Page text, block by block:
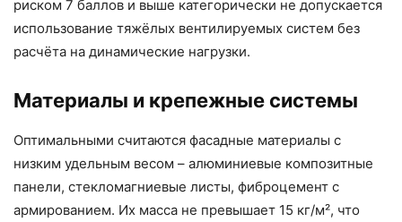
риском 7 баллов и выше категорически не допускается
использование тяжёлых вентилируемых систем без
расчёта на динамические нагрузки.
Материалы и крепежные системы
Оптимальными считаются фасадные материалы с
низким удельным весом – алюминиевые композитные
панели, стекломагниевые листы, фиброцемент с
армированием. Их масса не превышает 15 кг/м², что